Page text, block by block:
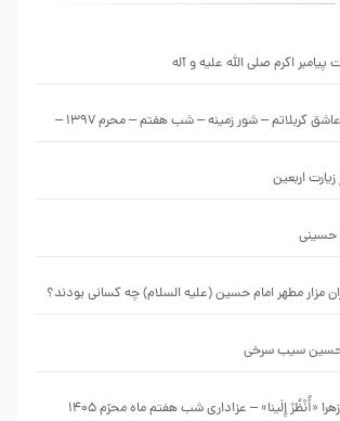
اکرم صلی الله علیه و آله
من غلام نوکراتم من عاشق کربلاتم – شور زمینه – شب هفتم – محرم 1397 –
اربعین
حسینی
مزار مطهر امام حسین (علیه السلام) چه کسانی بودند؟
حسین سیب سرخی
«أُنْظُرْ إِلَینا» – عزاداری شب هفتم ماه محرّم 1405